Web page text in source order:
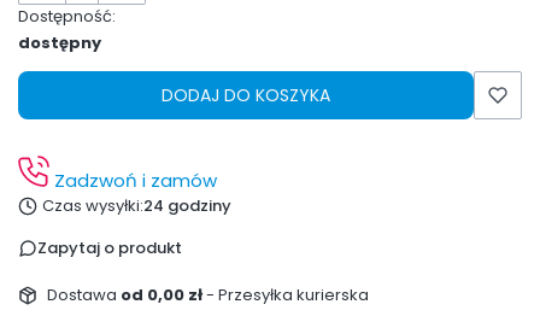
Dostępność:
dostępny
DODAJ DO KOSZYKA
Zadzwoń i zamów
Czas wysyłki:24 godziny
Zapytaj o produkt
Dostawa od 0,00 zł- Przesyłka kurierska